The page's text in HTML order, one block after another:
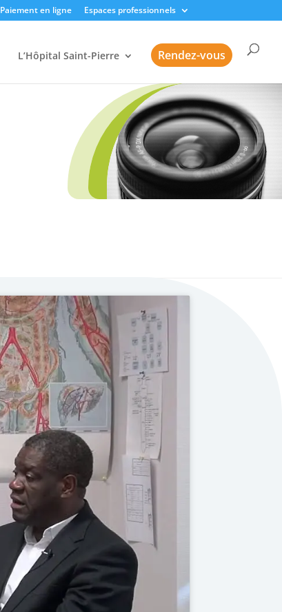
Paiement en ligne Espaces professionnels
L’Hôpital Saint-Pierre Rendez-vous